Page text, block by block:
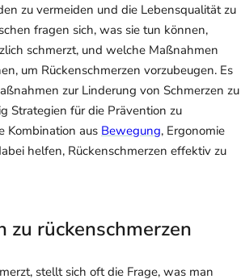
zu vermeiden und die Lebensqualität zu
fragen sich, was sie tun können,
schmerzt, und welche Maßnahmen
um Rückenschmerzen vorzubeugen. Es
zur Linderung von Schmerzen zu
Strategien für die Prävention zu
Kombination aus Bewegung, Ergonomie
helfen, Rückenschmerzen effektiv zu
zu rückenschmerzen
stellt sich oft die Frage, was man